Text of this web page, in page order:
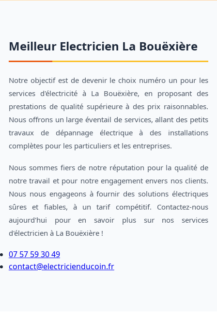
Meilleur Electricien La Bouëxière
Notre objectif est de devenir le choix numéro un pour les
services d'électricité à La Bouëxière, en proposant des
prestations de qualité supérieure à des prix raisonnables.
Nous offrons un large éventail de services, allant des petits
travaux de dépannage électrique à des installations
complètes pour les particuliers et les entreprises.
Nous sommes fiers de notre réputation pour la qualité de
notre travail et pour notre engagement envers nos clients.
Nous nous engageons à fournir des solutions électriques
sûres et fiables, à un tarif compétitif. Contactez-nous
aujourd'hui pour en savoir plus sur nos services
d'électricien à La Bouëxière !
07 57 59 30 49
contact@electricienducoin.fr